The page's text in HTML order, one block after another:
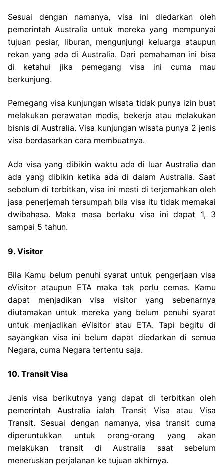
Sesuai dengan namanya, visa ini diedarkan oleh
pemerintah Australia untuk mereka yang mempunyai
tujuan pesiar, liburan, mengunjungi keluarga ataupun
rekan yang ada di Australia. Dari pemahaman ini bisa
di ketahui jika pemegang visa ini cuma mau
berkunjung.
Pemegang visa kunjungan wisata tidak punya izin buat
melakukan perawatan medis, bekerja atau melakukan
bisnis di Australia. Visa kunjungan wisata punya 2 jenis
visa berdasarkan cara membuatnya.
Ada visa yang dibikin waktu ada di luar Australia dan
ada yang dibikin ketika ada di dalam Australia. Saat
sebelum di terbitkan, visa ini mesti di terjemahkan oleh
jasa penerjemah tersumpah bila visa itu tidak memakai
dwibahasa. Maka masa berlaku visa ini dapat 1, 3
sampai 5 tahun.
9. Visitor
Bila Kamu belum penuhi syarat untuk pengerjaan visa
eVisitor ataupun ETA maka tak perlu cemas. Kamu
dapat menjadikan visa visitor yang sebenarnya
diutamakan untuk mereka yang belum penuhi syarat
untuk menjadikan eVisitor atau ETA. Tapi begitu di
sayangkan visa ini belum dapat diedarkan di semua
Negara, cuma Negara tertentu saja.
10. Transit Visa
Jenis visa berikutnya yang dapat di terbitkan oleh
pemerintah Australia ialah Transit Visa atau Visa
Transit. Sesuai dengan namanya, visa transit cuma
diperuntukkan untuk orang-orang yang akan
melakukan transit di Australia saat sebelum
meneruskan perjalanan ke tujuan akhirnya.